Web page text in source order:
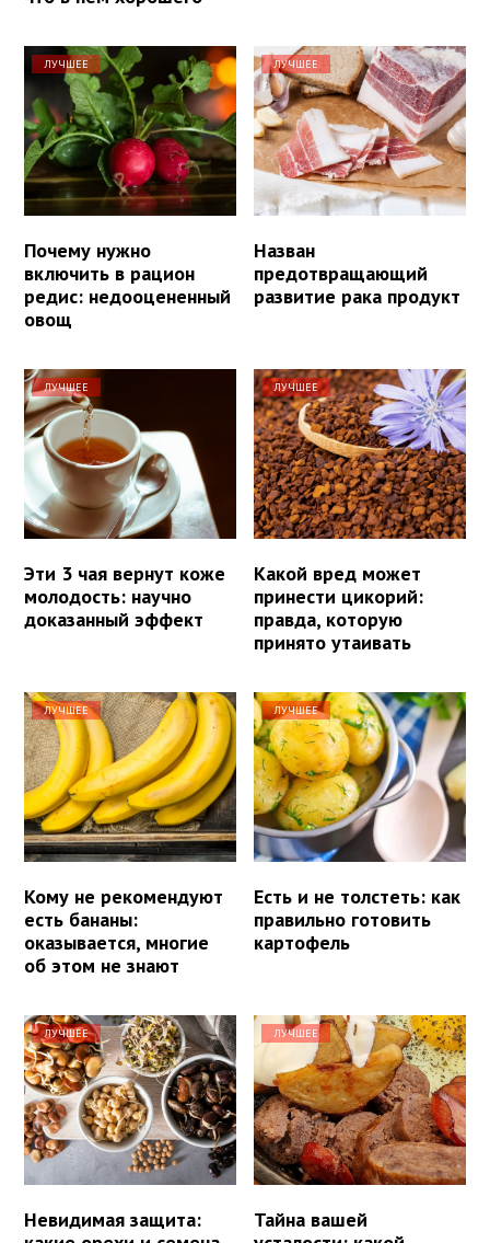
ЛУЧШЕЕ
Почему нужно
включить в рацион
редис: недооцененный
овощ
ЛУЧШЕЕ
Назван
предотвращающий
развитие рака продукт
ЛУЧШЕЕ
Эти 3 чая вернут коже
молодость: научно
доказанный эффект
ЛУЧШЕЕ
Какой вред может
принести цикорий:
правда, которую
принято утаивать
ЛУЧШЕЕ
Кому не рекомендуют
есть бананы:
оказывается, многие
об этом не знают
ЛУЧШЕЕ
Есть и не толстеть: как
правильно готовить
картофель
ЛУЧШЕЕ
Невидимая защита:
ЛУЧШЕЕ
Тайна вашей